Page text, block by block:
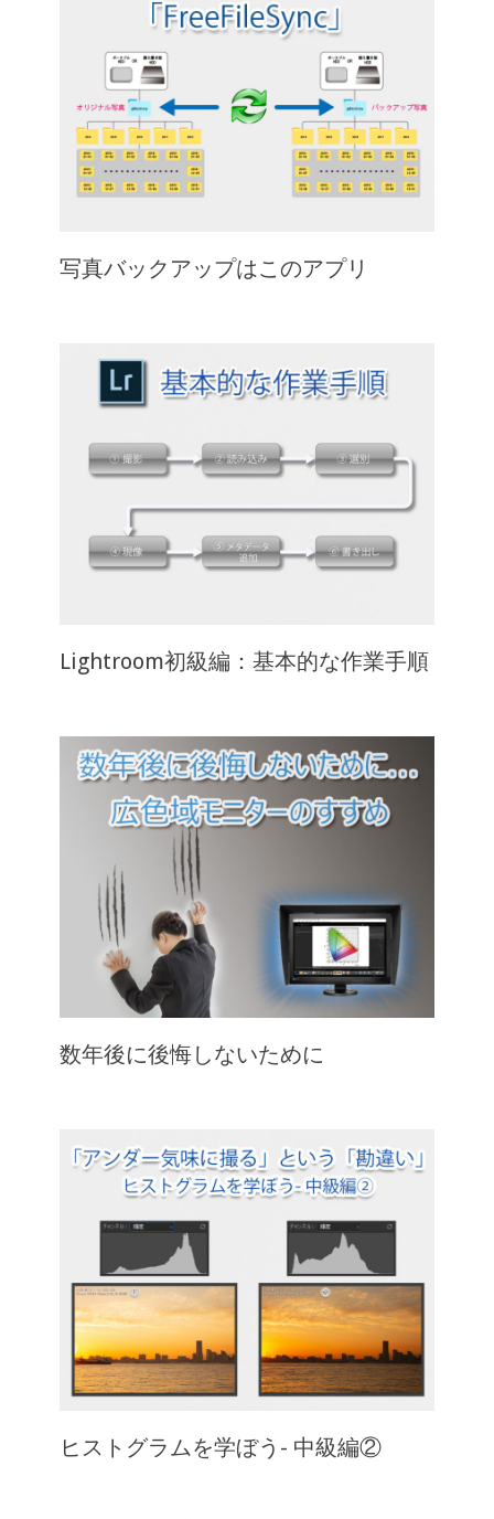
写真バックアップはこのアプリ
Lightroom初級編：基本的な作業手順
数年後に後悔しないために
ヒストグラムを学ぼう- 中級編②